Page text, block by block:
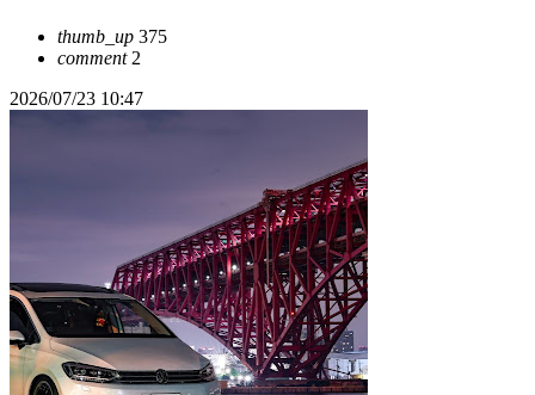
thumb_up 375
comment2
2026/07/23 10:47